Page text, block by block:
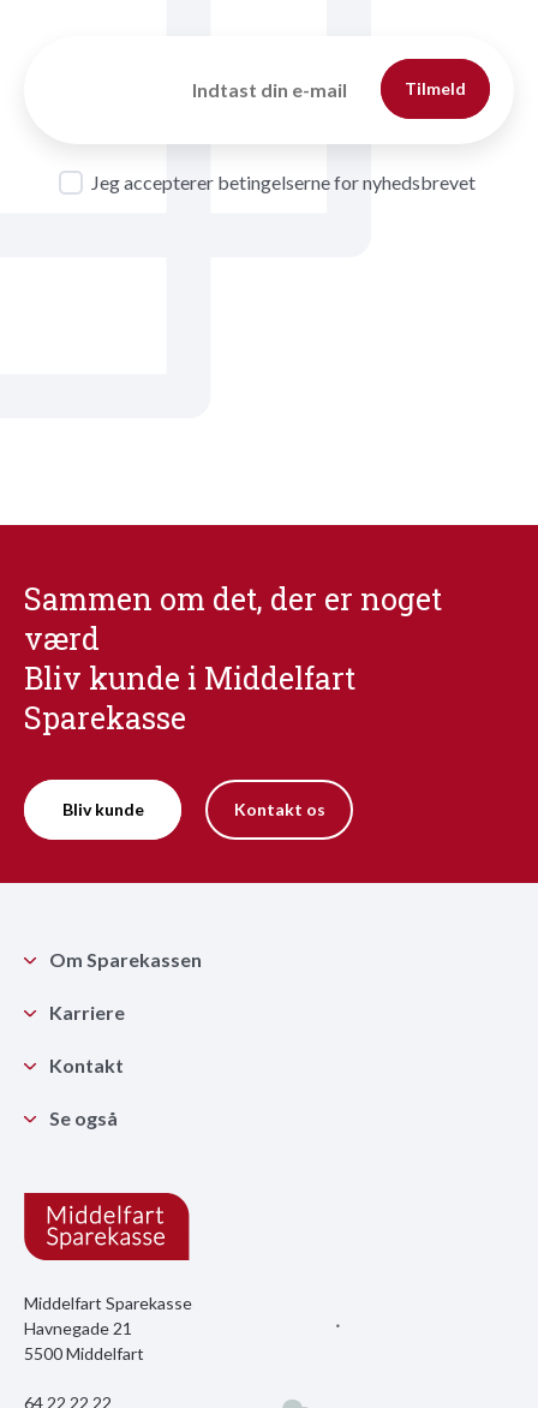
Jeg accepterer betingelserne for nyhedsbrevet
Tilmeld
Sammen om det, der er noget
værd
Bliv kunde i Middelfart
Sparekasse
Bliv kunde Kontakt os
Middelfart Sparekasse
Havnegade 21
5500 Middelfart
64 22 22 22
Om Sparekassen
Karriere
Kontakt
Se også